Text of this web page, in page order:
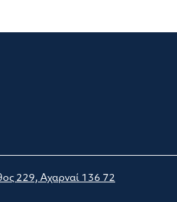
229, Αχαρναί 136 72